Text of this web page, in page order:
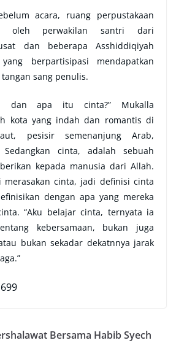
acara, ruang perpustakaan
oleh perwakilan santri dari
dan beberapa Asshiddiqiyah
berpartisipasi mendapatkan
sang penulis.
dan apa itu cinta?” Mukalla
kota yang indah dan romantis di
pesisir semenanjung Arab,
Sedangkan cinta, adalah sebuah
kepada manusia dari Allah.
merasakan cinta, jadi definisi cinta
dengan apa yang mereka
“Aku belajar cinta, ternyata ia
kebersamaan, bukan juga
bukan sekadar dekatnnya jarak
Bersama Habib Syech